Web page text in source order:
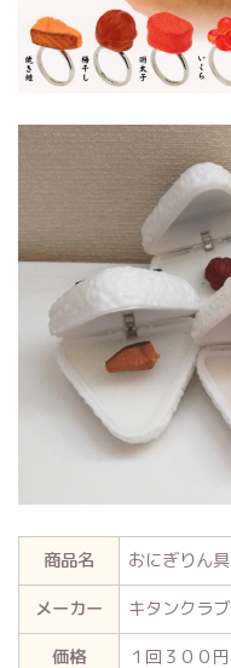
商品名
おにぎりん具
メーカー
キタンクラブ
価格
１回３００円